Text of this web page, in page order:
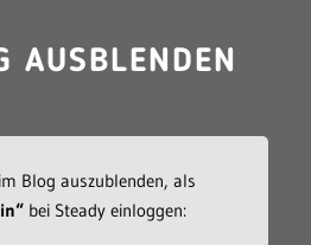
AUSBLENDEN
Blog auszublenden, als
bei Steady einloggen: